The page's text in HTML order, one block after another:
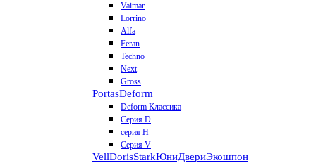
Vaimar
Lorrino
Alfa
Feran
Techno
Next
Gross
PortasDeform
Deform Классика
Серия D
серия H
Серия V
VellDorisStarkЮниДвериЭкошпон